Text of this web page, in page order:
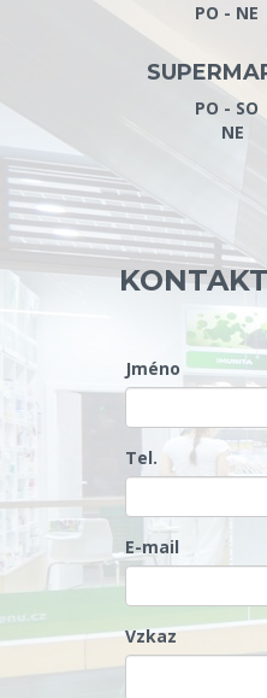
PO - NE
PO - SO
NE
Jméno
Tel.
E-mail
Vzkaz